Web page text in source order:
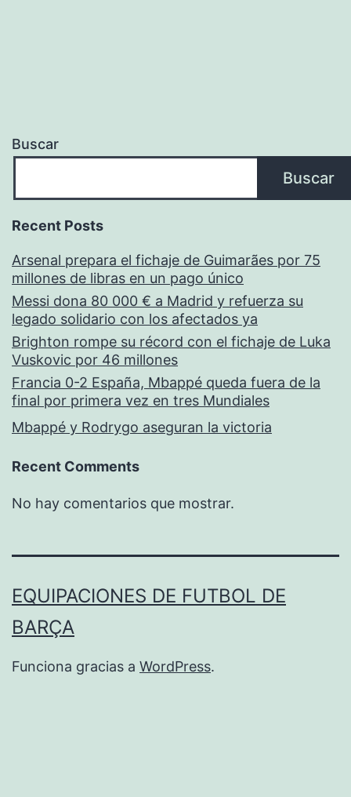
Buscar
Buscar
Recent Posts
Arsenal prepara el fichaje de Guimarães por 75
millones de libras en un pago único
Messi dona 80 000 € a Madrid y refuerza su
legado solidario con los afectados ya
Brighton rompe su récord con el fichaje de Luka
Vuskovic por 46 millones
Francia 0-2 España, Mbappé queda fuera de la
final por primera vez en tres Mundiales
Mbappé y Rodrygo aseguran la victoria
Recent Comments
No hay comentarios que mostrar.
EQUIPACIONES DE FUTBOL DE
BARÇA
Funciona gracias a WordPress.